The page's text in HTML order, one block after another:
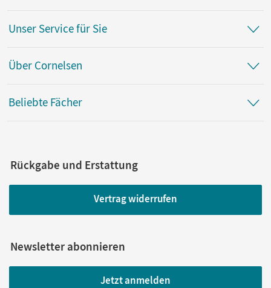
Unser Service für Sie
Über Cornelsen
Beliebte Fächer
Rückgabe und Erstattung
Vertrag widerrufen
Newsletter abonnieren
Jetzt anmelden